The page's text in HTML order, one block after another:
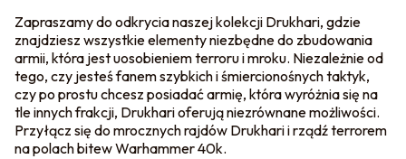
Zapraszamy do odkrycia naszej kolekcji Drukhari, gdzie
znajdziesz wszystkie elementy niezbędne do zbudowania
armii, która jest uosobieniem terroru i mroku. Niezależnie od
tego, czy jesteś fanem szybkich i śmiercionośnych taktyk,
czy po prostu chcesz posiadać armię, która wyróżnia się na
tle innych frakcji, Drukhari oferują niezrównane możliwości.
Przyłącz się do mrocznych rajdów Drukhari i rządź terrorem
na polach bitew Warhammer 40k.